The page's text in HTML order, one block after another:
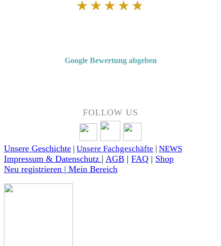
★★★★★
Google Bewertung abgeben
FOLLOW US
Unsere Geschichte | Unsere Fachgeschäfte | NEWS
Impressum & Datenschutz | AGB | FAQ | Shop
Neu registrieren | Mein Bereich